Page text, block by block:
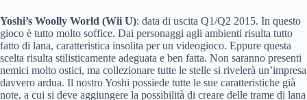
Yoshi’s Woolly World (Wii U): data di uscita Q1/Q2 2015. In questo
gioco è tutto molto soffice. Dai personaggi agli ambienti risulta tutto
fatto di lana, caratteristica insolita per un videogioco. Eppure questa
scelta risulta stilisticamente adeguata e ben fatta. Non saranno presenti
nemici molto ostici, ma collezionare tutte le stelle si rivelerà un’impresa
davvero ardua. Il nostro Yoshi possiede tutte le sue caratteristiche già
note, a cui si deve aggiungere la possibilità di creare delle trame di lana